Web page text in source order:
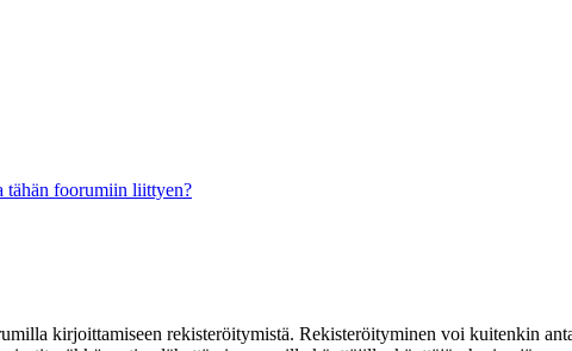
tähän foorumiin liittyen?
kirjoittamiseen rekisteröitymistä. Rekisteröityminen voi kuitenkin